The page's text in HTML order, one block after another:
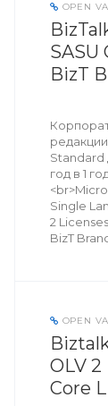
OPEN
SASU
BizT
Standard
год в 1
Single
2
BizT
OPEN
OLV 2
Core